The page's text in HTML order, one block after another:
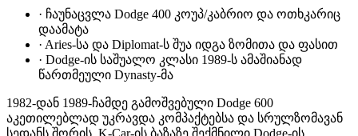
· ჩაუნაცვლა Dodge 400 კოუპ/კაბრიო და ოთხკარიც
დაამატა
· Aries-სა და Diplomat-ს შუა იდგა ზომითა და ფასით
· Dodge-ის საშუალო კლასი 1989-ს ამაშიანად
წართმეული Dynasty-მა
1982-დან 1989-ჩამდე გამოშვებული Dodge 600
აკეთილებლად უკრავდა კომპაქტებსა და სრულზომავან
სედანს შორის, K-Car-ის ბაზაზე შექმნილი Dodge-ის